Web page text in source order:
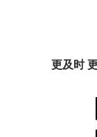
更及时